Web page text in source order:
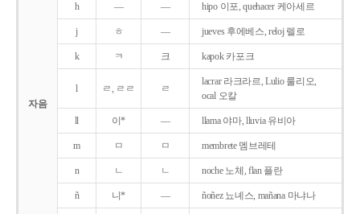
자음
h ― ― hipo 이포, quehacer 케아세르
j ㅎ ― jueves 후에베스, reloj 렐로
k ㅋ 크 kapok 카포크
l ㄹ, ㄹㄹ ㄹ
lacrar 라크라르, Lulio 룰리오,
ocal 오칼
ll 이* ― llama 야마, lluvia 유비아
m ㅁ ㅁ membrete 멤브레테
n ㄴ ㄴ noche 노체, flan 플란
ñ 니* ― ñoñez 뇨녜스, mañana 마냐나